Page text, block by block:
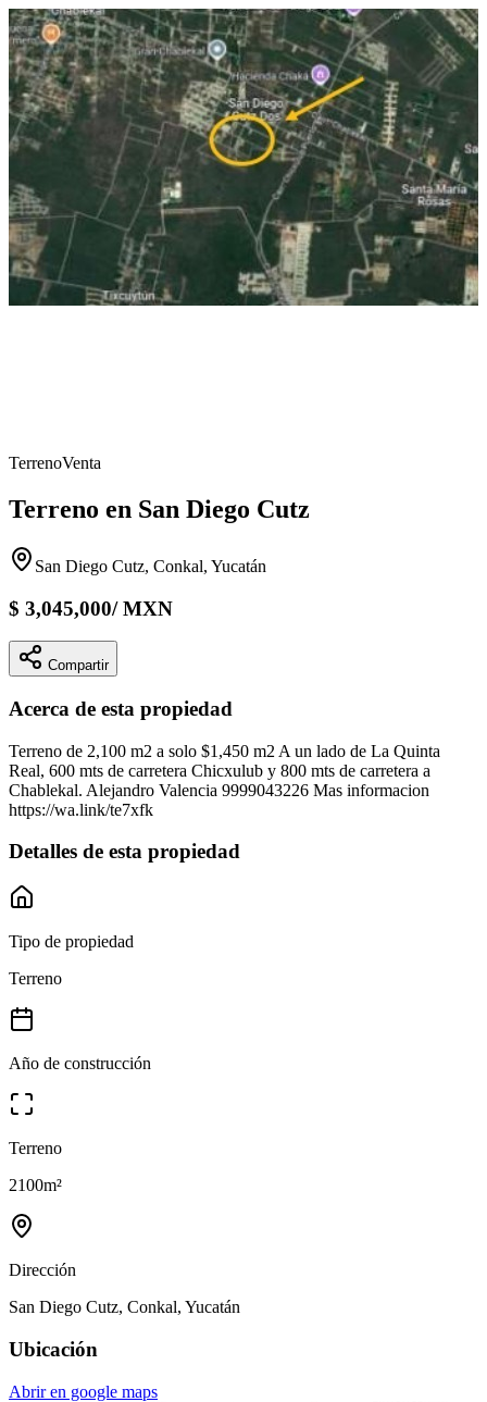
TerrenoVenta
Terreno en San Diego Cutz
San Diego Cutz, Conkal, Yucatán
$ 3,045,000/MXN
Compartir
Acerca de esta propiedad
Terreno de 2,100 m2 a solo $1,450 m2 A un lado de La Quinta
Real, 600 mts de carretera Chicxulub y 800 mts de carretera a
Chablekal. Alejandro Valencia 9999043226 Mas informacion
https://wa.link/te7xfk
Detalles de esta propiedad
Tipo de propiedad
Terreno
Año de construcción
Terreno
2100m²
Dirección
San Diego Cutz, Conkal, Yucatán
Ubicación
Abrir en google maps